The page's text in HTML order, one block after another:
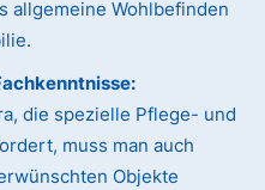
allgemeine Wohlbefinden
die spezielle Pflege- und
muss man auch
Objekte